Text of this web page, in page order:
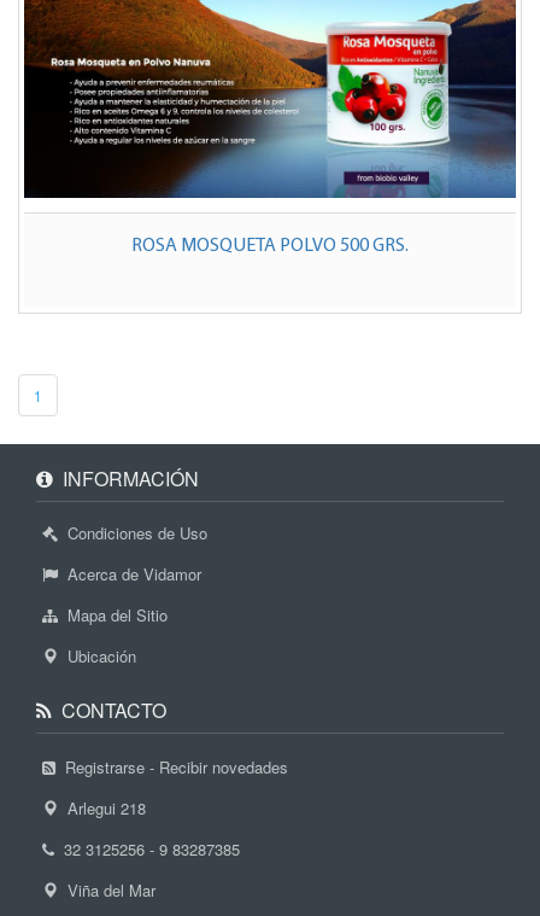
ROSA MOSQUETA POLVO 500 GRS.
1
INFORMACIÓN
Condiciones de Uso
Acerca de Vidamor
Mapa del Sitio
Ubicación
CONTACTO
Registrarse - Recibir novedades
Arlegui 218
32 3125256 - 9 83287385
Viña del Mar